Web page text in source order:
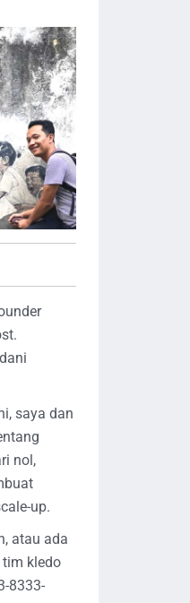
saya dan
nol,
up.
atau ada
kledo
8333-